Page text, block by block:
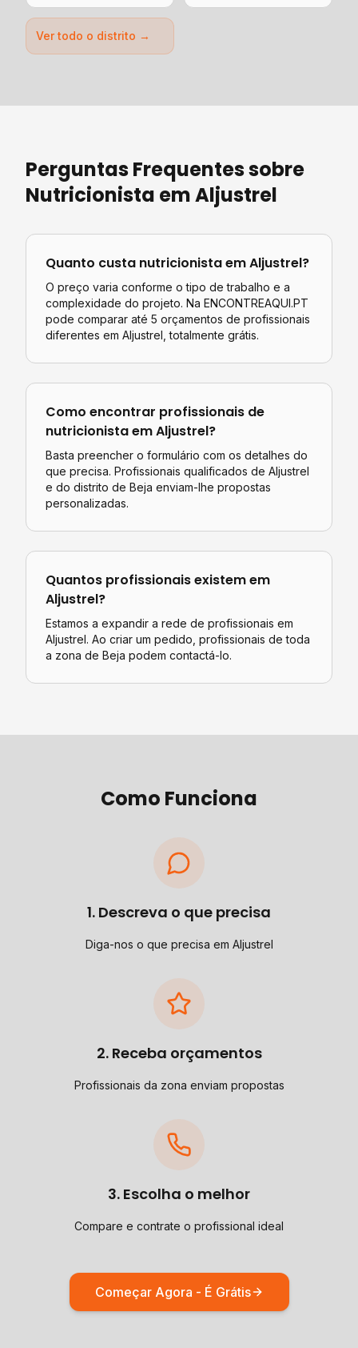
Ver todo o distrito →
Perguntas Frequentes sobre
Nutricionista emAljustrel
Quanto custa nutricionistaemAljustrel?
O preço varia conforme o tipo de trabalho e a
complexidade do projeto. Na ENCONTREAQUI.PT
pode comparar até 5 orçamentos de profissionais
diferentes em Aljustrel , totalmente grátis.
Como encontrar profissionais de
nutricionistaemAljustrel?
Basta preencher o formulário com os detalhes do
que precisa. Profissionais qualificados de Aljustrel
e do distrito de Beja enviam-lhe propostas
personalizadas.
Quantos profissionais existem em
Aljustrel?
Estamos a expandir a rede de profissionais em
Aljustrel. Ao criar um pedido, profissionais de toda
a zona de Beja podem contactá-lo.
Como Funciona
1. Descreva o que precisa
Diga-nos o que precisa em Aljustrel
2. Receba orçamentos
Profissionais da zona enviam propostas
3. Escolha o melhor
Compare e contrate o profissional ideal
Começar Agora - É Grátis